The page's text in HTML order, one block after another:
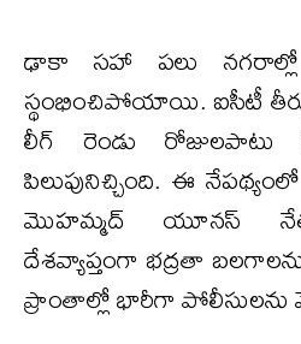
ఢాకా సహా పలు
స్థంభించిపోయాయి. ఐసీటీ
లీగ్‌ రెండు రోజులపాటు
పిలుపునిచ్చింది. ఈ
మొహమ్మద్‌ యూనస్‌
దేశవ్యాప్తంగా భద్రతా
ప్రాంతాల్లో భారీగా